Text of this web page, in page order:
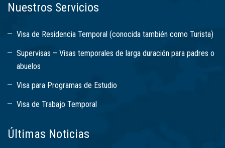
Nuestros Servicios
Visa de Residencia Temporal (conocida también como Turista)
Supervisas – Visas temporales de larga duración para padres o
abuelos
Visa para Programas de Estudio
Visa de Trabajo Temporal
Últimas Noticias